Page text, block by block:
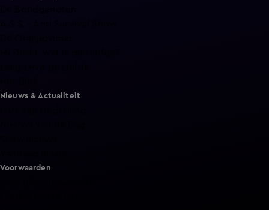
Nieuws & Actualiteit
Voorwaarden